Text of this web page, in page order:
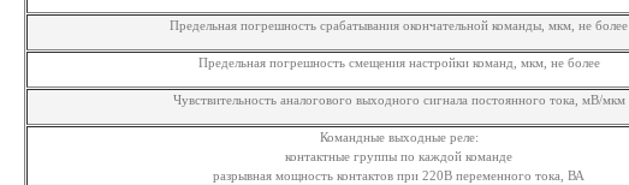
Предельная погрешность срабатывания окончательной команды, мкм, не более
Предельная погрешность смещения настройки команд, мкм, не более
Чувствительность аналогового выходного сигнала постоянного тока, мВ/мкм
Командные выходные реле:
контактные группы по каждой команде
разрывная мощность контактов при 220В переменного тока, ВА